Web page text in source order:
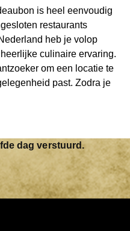
belevenis.
is heel eenvoudig
restaurants
heb je volop
culinaire ervaring.
om een locatie te
past. Zodra je
reserveren en na
op de bon staan en kan
je keer op keer van
dag verstuurd.